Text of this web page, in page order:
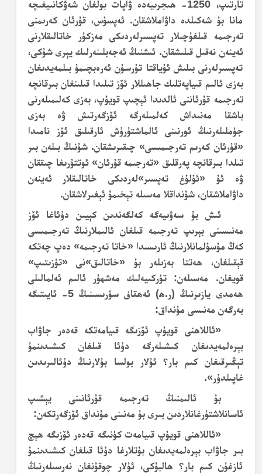
تارتىپ، 1250- ھىجرىيەدە ۋاپات بولغان شەۋكانىيغىچە
مانا بۇ شەكىلدە داۋاملاشقان. ئەپسۇس، قۇرئان كەرىمنى
تەرجىمە قىلغۇچىلار تەپسىرلەردىكى مەزكۇر خاتالىقلارنى
ئەينەن نەقىل قىلىشقان. ئىشنىڭ ئەجەبلىنەرلىك يېرى شۇكى،
تەپسىرلەرنى بىلىش ئۇياقتا تۇرسۇن ئەرەبچىمۇ بىلمەيدىغان
بەزى ئالىم قىياپەتلىك جاھىللار ئۆز تىلىدا قىلىنغان بىرقانچە
تەرجىمە قۇرئاننى ئالدىدا ئېچىپ قويۇپ، بەزى كەلىمىلەرنى
باشقا مەنىداش كەلمىلەرگە ئۆزگەرتىش ۋە بەزى
جۈملىلەرنىڭ ئورنىنى ئالماشتۇرۇش ئارقىلىق ئۆز نامىدا
«قۇرئان كەرىم تەرجىمىسى» چىقىرىشقان. شۇنىڭ بىلەن بىر
تىلدا بىرقانچە پەرقلىق «تەرجىمە قۇرئان» ئوتتۇرىغا چىققان
ۋە ئۇ «ئۇلۇغ تەپسىر»لەردىكى خاتالىقلار ئەينەن
داۋاملاشقان، شۇنداقلا مەسىلە تېخىمۇ ئېغىرلاشقان.
ئىش بۇ سەۋىيەگە كەلگەندىن كېيىن دۇئاغا ئۆز
مەنىسىنى بېرىپ تەرجىمە قىلغان ئالىملارنىڭ تەرجىمىسى
كەڭ مۇسۇلمانلارنىڭ ئارىسىدا «خاتا تەرجىمە» دەپ چەتكە
قېقىلغان، ھەتتا بەزىلەر بۇ «خاتالىق»نى «تۈزىتىپ»
قويغان. مەسىلەن: تۈركىيەلىك مەشھۇر ئالىم ئەلمالىلى
ھەمدى يازىرنىڭ (ر.ھ) ئەھقاف سۈرىسىنىڭ 5- ئايىتىگە
بەرگەن مەنىسى مۇنداق:
«ئاللاھنى قويۇپ ئۆزىگە قىيامەتكە قەدەر جاۋاب
بېرەلمەيدىغان كىشىلەرگە دۇئا قىلغان كىشىدىنمۇ
تېڭىرقىغان كىم بار؟ ئۇلار بولسا بۇلارنىڭ دۇئالىرىدىن
غاپىلدۇر».
بۇ ئالىمنىڭ تەرجىمە قۇرئانىنى يېشىپ
ئاسانلاشتۇرغانلاردىن بىرى بۇ مەنىنى مۇنداق ئۆزگەرتكەن:
«ئاللاھنى قويۇپ قىيامەت كۈنىگە قەدەر ئۆزىگە ھېچ
بىر جاۋاب بېرەلمەيدىغان بۇتلارغا دۇئا قىلغان كىشىدىنمۇ
ئازغۇن كىم بار؟ ھالبۇكى، ئۇلار چوقۇنغان نەرسىلەرنىڭ